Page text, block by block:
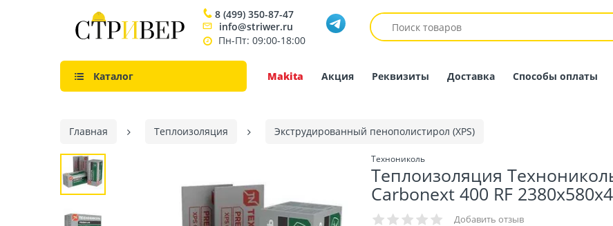
8 (499) 350-87-47
info@striwer.ru
Пн-Пт: 09:00-18:00
Каталог Makita Акция Реквизиты Доставка Способы оплаты
Главная Теплоизоляция Экструдированный пенополистирол (XPS)
Технониколь
Теплоизоляция
Carbonext 400 RF
Добавить отзыв